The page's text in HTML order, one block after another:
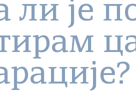
ли је